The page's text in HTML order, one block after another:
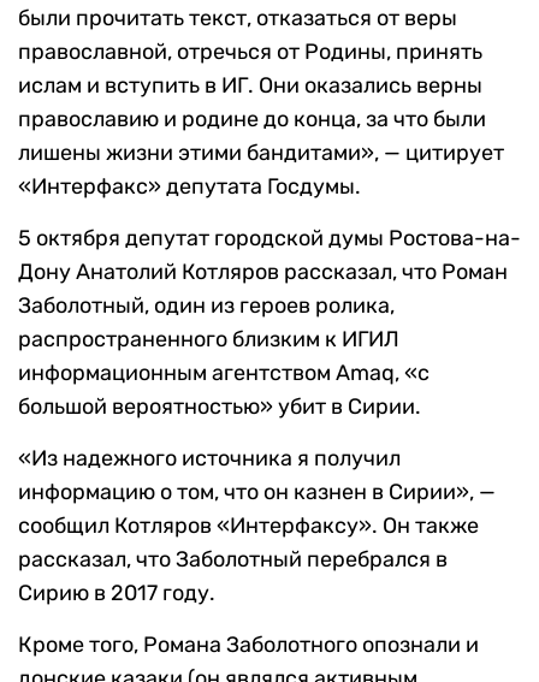
были прочитать текст, отказаться от веры
православной, отречься от Родины, принять
ислам и вступить в ИГ. Они оказались верны
православию и родине до конца, за что были
лишены жизни этими бандитами», — цитирует
«Интерфакс» депутата Госдумы.
5 октября депутат городской думы Ростова-на-
Дону Анатолий Котляров рассказал, что Роман
Заболотный, один из героев ролика,
распространенного близким к ИГИЛ
информационным агентством Amaq, «с
большой вероятностью» убит в Сирии.
«Из надежного источника я получил
информацию о том, что он казнен в Сирии», —
сообщил Котляров «Интерфаксу». Он также
рассказал, что Заболотный перебрался в
Сирию в 2017 году.
Кроме того, Романа Заболотного опознали и